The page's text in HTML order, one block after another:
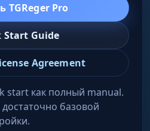
TGReger Pro
Start Guide
Agreement
start как полный manual.
базовой